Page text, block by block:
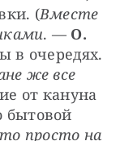
(Вместе
. — О.
в очередях.
же все
от кануна
бытовой
просто на